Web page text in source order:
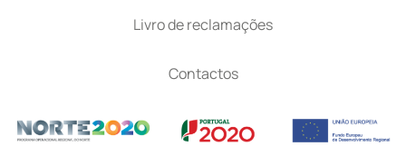
Livro de reclamações
Contactos